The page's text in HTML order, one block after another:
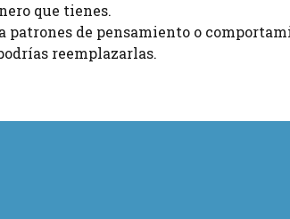
que tienes.
patrones de pensamiento o
reemplazarlas.